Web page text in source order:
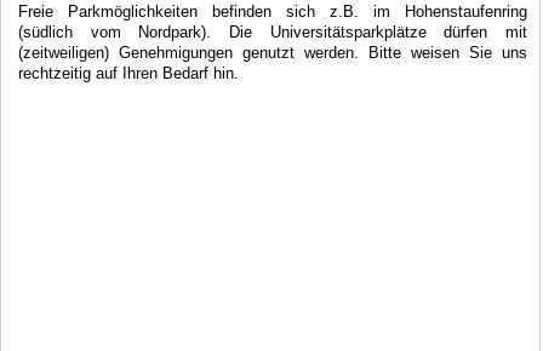
Freie Parkmöglichkeiten befinden sich z.B. im Hohenstaufenring
(südlich vom Nordpark). Die Universitätsparkplätze dürfen mit
(zeitweiligen) Genehmigungen genutzt werden. Bitte weisen Sie uns
rechtzeitig auf Ihren Bedarf hin.